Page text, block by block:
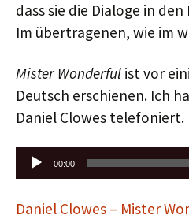
dass sie die Dialoge in
Im übertragenen, wie im
Mister Wonderful ist vor
Deutsch erschienen. Ich
Daniel Clowes telefoniert.
Audio-
Player
00:00
Daniel Clowes – Mister